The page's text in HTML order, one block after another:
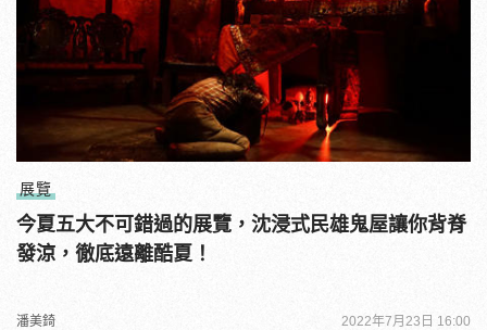
展覽
今夏五大不可錯過的展覽，沈浸式民雄鬼屋讓你背脊
發涼，徹底遠離酷夏！
潘美錡 2022年7月23日 16:00